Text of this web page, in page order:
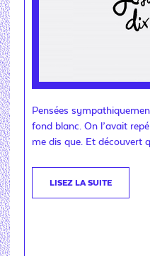
Pensées
fond blanc. On l’avait
me dis que. Et découvert
LISEZ LA SUITE